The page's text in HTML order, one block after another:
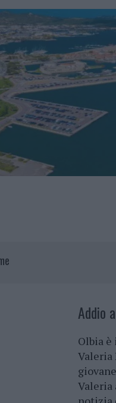
Addio
Olbia è
Valeria
Valeria